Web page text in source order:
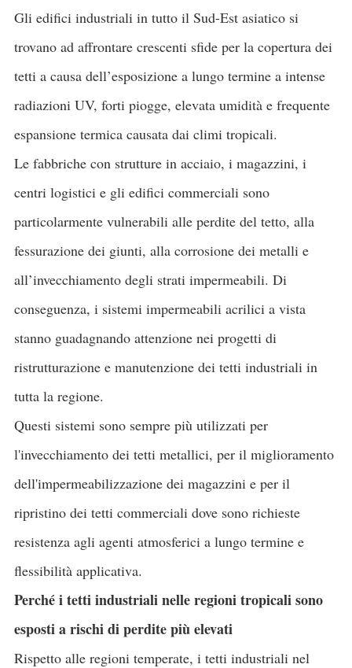
Gli edifici industriali in tutto il Sud-Est asiatico si
trovano ad affrontare crescenti sfide per la copertura dei
tetti a causa dell’esposizione a lungo termine a intense
radiazioni UV, forti piogge, elevata umidità e frequente
espansione termica causata dai climi tropicali.
Le fabbriche con strutture in acciaio, i magazzini, i
centri logistici e gli edifici commerciali sono
particolarmente vulnerabili alle perdite del tetto, alla
fessurazione dei giunti, alla corrosione dei metalli e
all’invecchiamento degli strati impermeabili. Di
conseguenza, i sistemi impermeabili acrilici a vista
stanno guadagnando attenzione nei progetti di
ristrutturazione e manutenzione dei tetti industriali in
tutta la regione.
Questi sistemi sono sempre più utilizzati per
l'invecchiamento dei tetti metallici, per il miglioramento
dell'impermeabilizzazione dei magazzini e per il
ripristino dei tetti commerciali dove sono richieste
resistenza agli agenti atmosferici a lungo termine e
flessibilità applicativa.
Perché i tetti industriali nelle regioni tropicali sono
esposti a rischi di perdite più elevati
Rispetto alle regioni temperate, i tetti industriali nel